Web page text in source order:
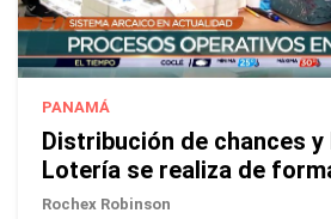
PANAMÁ
Distribución de chances
Lotería se realiza de
Rochex Robinson